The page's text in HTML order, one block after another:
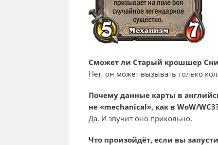
Сможет ли Старый крошшер
Нет, он может вызывать только
Почему данные карты в
не «mechanical», как в WoW/
Да. И звучит оно прикольно.
Что произойдёт, если вы